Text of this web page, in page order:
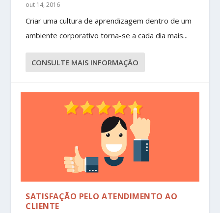
out 14, 2016
Criar uma cultura de aprendizagem dentro de um
ambiente corporativo torna-se a cada dia mais...
CONSULTE MAIS INFORMAÇÃO
SATISFAÇÃO PELO ATENDIMENTO AO
CLIENTE